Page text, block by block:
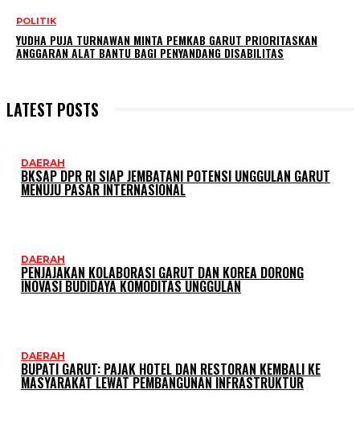
POLITIK
YUDHA PUJA TURNAWAN MINTA PEMKAB GARUT PRIORITASKAN
ANGGARAN ALAT BANTU BAGI PENYANDANG DISABILITAS
LATEST POSTS
DAERAH
BKSAP DPR RI SIAP JEMBATANI POTENSI UNGGULAN GARUT
MENUJU PASAR INTERNASIONAL
DAERAH
PENJAJAKAN KOLABORASI GARUT DAN KOREA DORONG
INOVASI BUDIDAYA KOMODITAS UNGGULAN
DAERAH
BUPATI GARUT: PAJAK HOTEL DAN RESTORAN KEMBALI KE
MASYARAKAT LEWAT PEMBANGUNAN INFRASTRUKTUR